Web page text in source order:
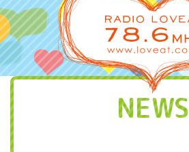
NEWS